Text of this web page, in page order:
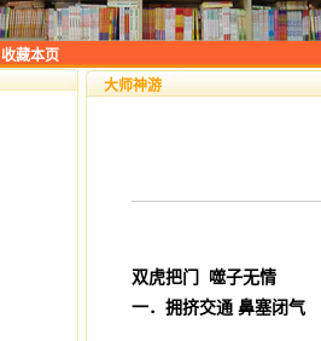
收藏本页
大师神游
双虎把门 噬子无情
一．拥挤交通 鼻塞闭气